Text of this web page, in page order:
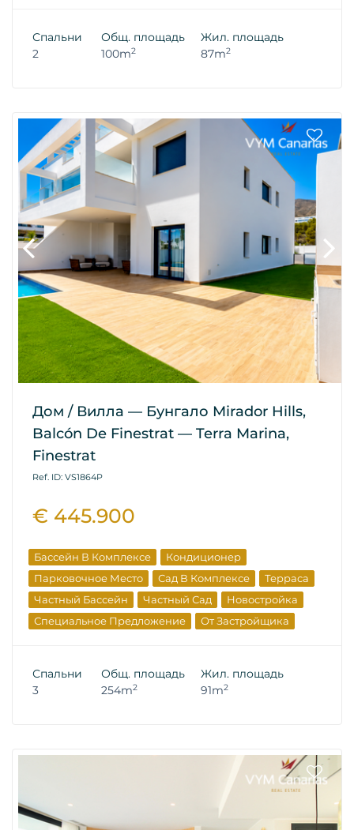
Спальни
2
Общ. площадь
100m2
Жил. площадь
87m2
Дом / Вилла — Бунгало Mirador Hills,
Balcón De Finestrat — Terra Marina,
Finestrat
Ref. ID: VS1864P
€ 445.900
Бассейн В Комплексе
Кондиционер
Парковочное Место
Сад В Комплексе
Терраса
Частный Бассейн
Частный Сад
Новостройка
Специальное Предложение
От Застройщика
Спальни
3
Общ. площадь
254m2
Жил. площадь
91m2